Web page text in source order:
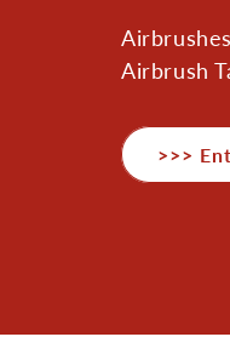
t
e
g
o
Airbrush
>>>